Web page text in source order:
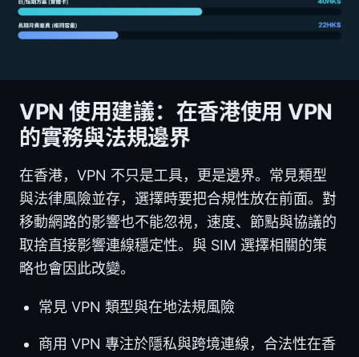
VPN 使用建議：在香港使用 VPN
的實務與法規邊界
在香港，VPN 不只是工具，更是邊界。常見類型
與法律風險並存，選擇時要把合規性放在前面。對
移動網路的影響也不能忽視，速度、節點與協議的
取捨直接影響連線穩定性。與 SIM 選擇相關的策
略也會因此改變。
常見 VPN 類型與在地法規風險
商用 VPN 專注於隱私與跨境連線，合法性在香